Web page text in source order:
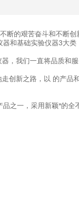
断的艰苦奋斗和不断
和基础实验仪器3大
，我们一直将品质和
创新之路，以 的产品
之一，采用新颖*的